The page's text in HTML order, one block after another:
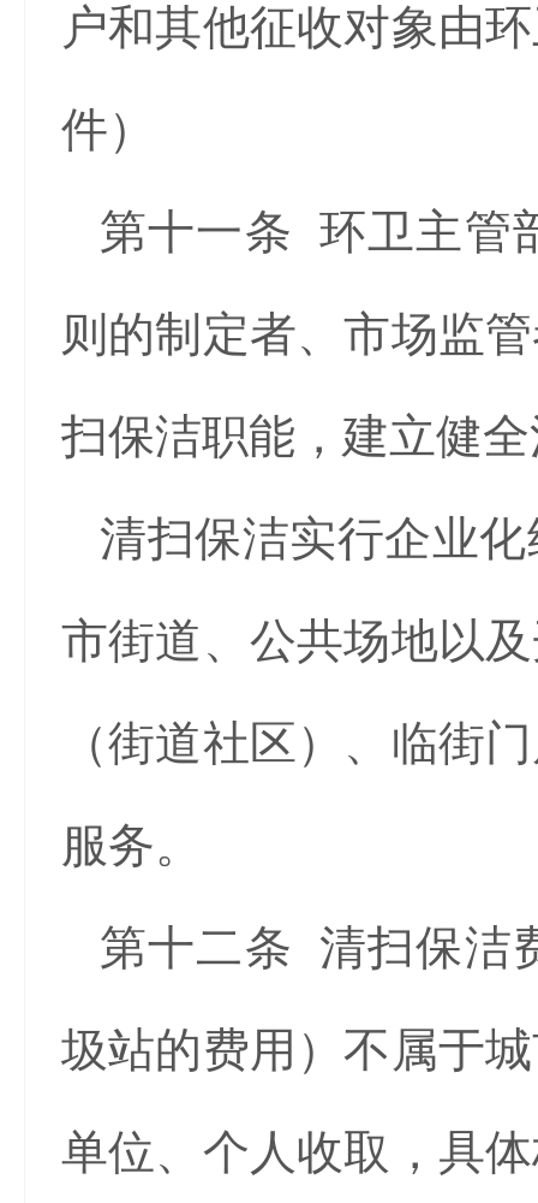
户和其他征收对象由
件）
第十一条 环卫主管
则的制定者、市场监
扫保洁职能，建立健
清扫保洁实行企业
市街道、公共场地以
（街道社区）、临街
服务。
第十二条 清扫保洁
圾站的费用）不属于
单位、个人收取，具